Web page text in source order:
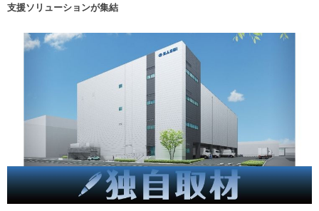
支援ソリューションが集結